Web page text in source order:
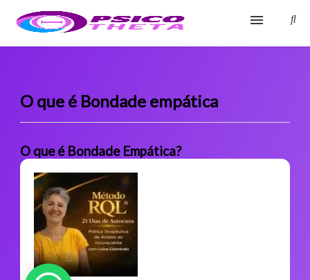
Blog
Glossário
Sobre
Fale Conosco
O que é Bondade empática
O que é Bondade Empática?